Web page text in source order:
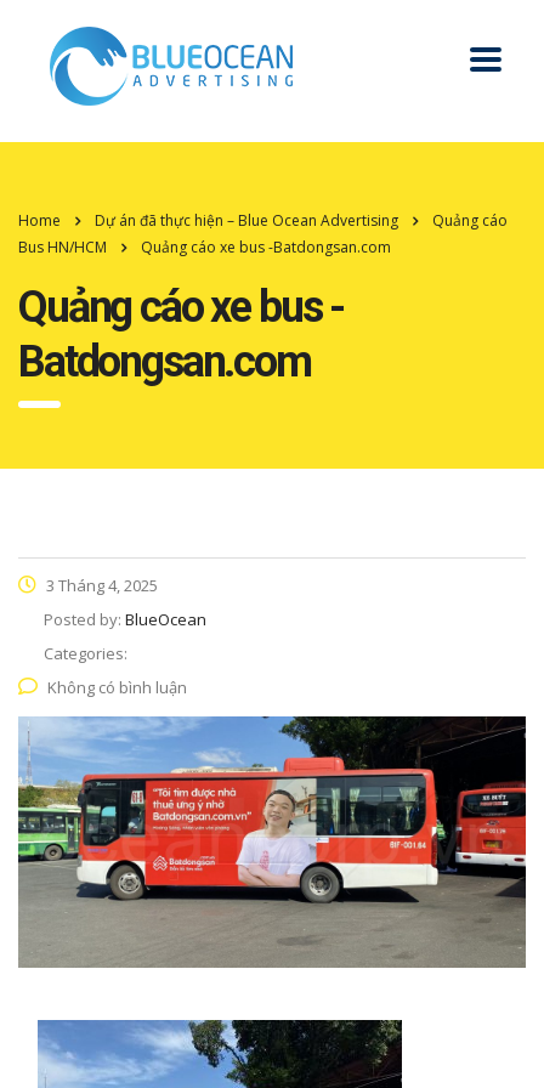
Home Dự án đã thực hiện – Blue Ocean Advertising
Quảng cáo
Bus HN/HCM
Quảng cáo xe bus -Batdongsan.com
Quảng cáo xe bus -
Batdongsan.com
3 Tháng 4, 2025
Posted by: BlueOcean
Categories:
Không có bình luận